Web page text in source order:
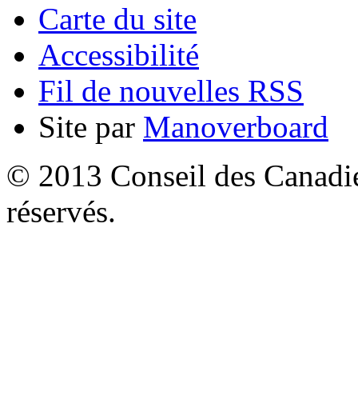
Carte du site
Accessibilité
Fil de nouvelles RSS
Site par Manoverboard
© 2013 Conseil des
réservés.